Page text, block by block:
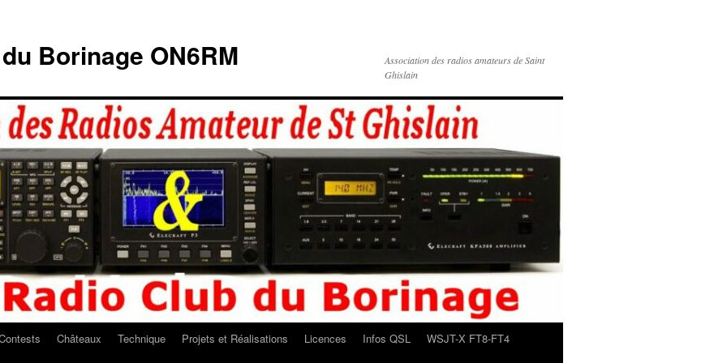
Borinage ON6RM
Association des radios amateurs de Saint
Ghislain
Châteaux Technique Projets et Réalisations Licences Infos QSL
WSJT-X FT8-FT4